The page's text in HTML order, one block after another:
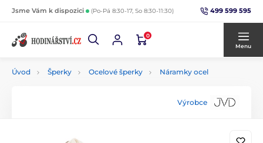
Jsme Vám k dispozici (Po-Pá 8:30-17, So 8:30-11:30) 499 599 595
0
Menu
Úvod Šperky Ocelové šperky Náramky ocel
Výrobce